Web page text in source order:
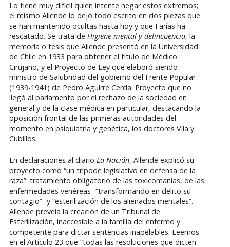
Lo tiene muy difícil quien intente negar estos extremos;
el mismo Allende lo dejó todo escrito en dos piezas que
se han mantenido ocultas hasta hoy y que Farías ha
rescatado. Se trata de Higiene mental y delincuencia, la
memoria o tesis que Allende presentó en la Universidad
de Chile en 1933 para obtener el título de Médico
Cirujano, y el Proyecto de Ley que elaboró siendo
ministro de Salubridad del gobierno del Frente Popular
(1939-1941) de Pedro Aguirre Cerda. Proyecto que no
llegó al parlamento por el rechazo de la sociedad en
general y de la clase médica en particular, destacando la
oposición frontal de las primeras autoridades del
momento en psiquiatría y genética, los doctores Vila y
Cubillos.
En declaraciones al diario La Nación, Allende explicó su
proyecto como “un trípode legislativo en defensa de la
raza”: tratamiento obligatorio de las toxicomanías, de las
enfermedades venéreas -“transformando en delito su
contagio”- y “esterilización de los alienados mentales”.
Allende preveía la creación de un Tribunal de
Esterilización, inaccesible a la familia del enfermo y
competente para dictar sentencias inapelables. Leemos
en el Artículo 23 que “todas las resoluciones que dicten